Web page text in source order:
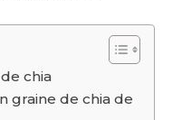
chia
graine de chia de